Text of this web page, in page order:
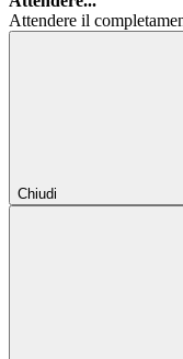
Attendere il
Chiudi